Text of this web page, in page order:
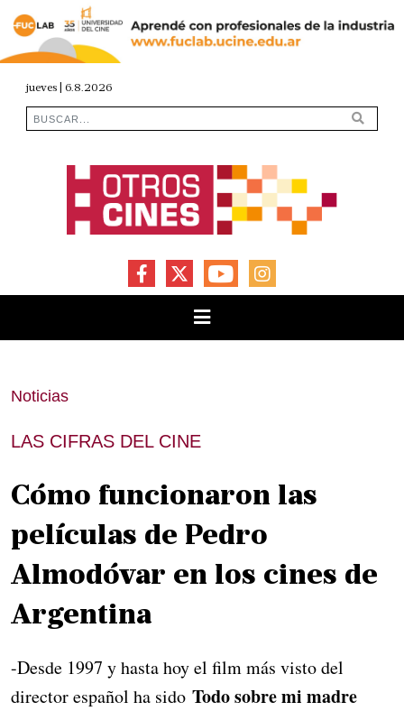
jueves | 6.8.2026
FACEBOOKYOUTUBEINSTAGRAM
Noticias
LAS CIFRAS DEL CINE
Cómo funcionaron las
películas de Pedro
Almodóvar en los cines de
Argentina
-Desde 1997 y hasta hoy el film más visto del
director español ha sido Todo sobre mi madre